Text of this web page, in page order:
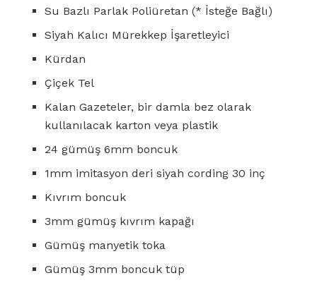
Su Bazlı Parlak Poliüretan (* İsteğe Bağlı)
Siyah Kalıcı Mürekkep İşaretleyici
Kürdan
Çiçek Tel
Kalan Gazeteler, bir damla bez olarak
kullanılacak karton veya plastik
24 gümüş 6mm boncuk
1mm imitasyon deri siyah cording 30 inç
Kıvrım boncuk
3mm gümüş kıvrım kapağı
Gümüş manyetik toka
Gümüş 3mm boncuk tüp